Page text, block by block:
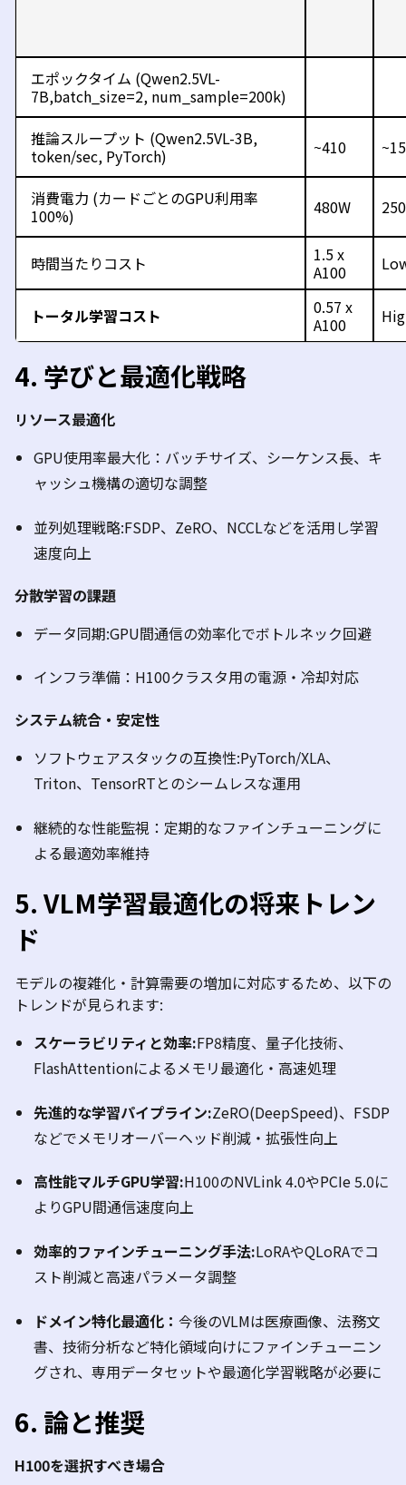
エポックタイム (Qwen2.5VL-
7B,batch_size=2, num_sample=200k)
推論スループット (Qwen2.5VL-3B,
token/sec, PyTorch)
~410
消費電力 (カードごとのGPU利用率
100%) 480W
時間当たりコスト
1.5 x
A100
トータル学習コスト
0.57 x
A100
4. 学びと最適化戦略
リソース最適化
GPU使用率最大化：バッチサイズ、シーケンス長、キ
ャッシュ機構の適切な調整
並列処理戦略:FSDP、ZeRO、NCCLなどを活用し学習
速度向上
分散学習の課題
データ同期:GPU間通信の効率化でボトルネック回避
インフラ準備： H100クラスタ用の電源・冷却対応
システム統合・安定性
ソフトウェアスタックの互換性:PyTorch/XLA、
Triton、TensorRTとのシームレスな運用
継続的な性能監視：定期的なファインチューニングに
よる最適効率維持
5. VLM学習最適化の将来トレン
ド
モデルの複雑化・計算需要の増加に対応するため、以下の
トレンドが見られます:
スケーラビリティと効率:FP8精度、量子化技術、
FlashAttentionによるメモリ最適化・高速処理
先進的な学習パイプライン:ZeRO(DeepSpeed)、 FSDP
などでメモリオーバーヘッド削減・拡張性向上
高性能マルチGPU学習:H100のNVLink4.0やPCIe 5.0に
よりGPU間通信速度向上
効率的ファインチューニング手法:LoRAやQLoRAでコ
スト削減と高速パラメータ調整
ドメイン特化最適化： 今後のVLMは医療画像、法務文
書、技術分析など特化領域向けにファインチューニン
グされ、専用データセットや最適化学習戦略が必要に
6. 論と推奨
H100を選択すべき場合